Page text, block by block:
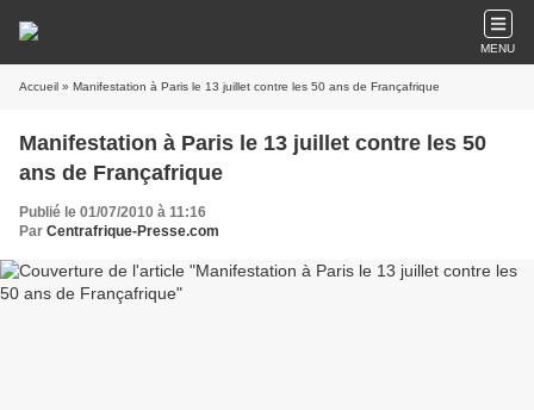
MENU
Accueil » Manifestation à Paris le 13 juillet contre les 50 ans de Françafrique
Manifestation à Paris le 13 juillet contre les 50
ans de Françafrique
Publié le 01/07/2010 à 11:16
Par Centrafrique-Presse.com